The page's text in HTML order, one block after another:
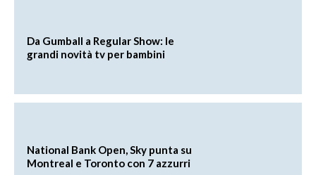
Da Gumball a Regular Show: le
grandi novità tv per bambini
National Bank Open, Sky punta su
Montreal e Toronto con 7 azzurri